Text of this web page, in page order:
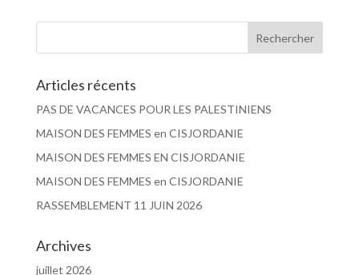
Articles récents
PAS DE VACANCES POUR LES PALESTINIENS
MAISON DES FEMMES en CISJORDANIE
MAISON DES FEMMES EN CISJORDANIE
MAISON DES FEMMES en CISJORDANIE
RASSEMBLEMENT 11 JUIN 2026
Archives
juillet 2026